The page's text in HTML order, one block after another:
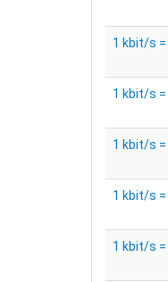
1 kbit/s
1 kbit/s
1 kbit/s
1 kbit/s
1 kbit/s